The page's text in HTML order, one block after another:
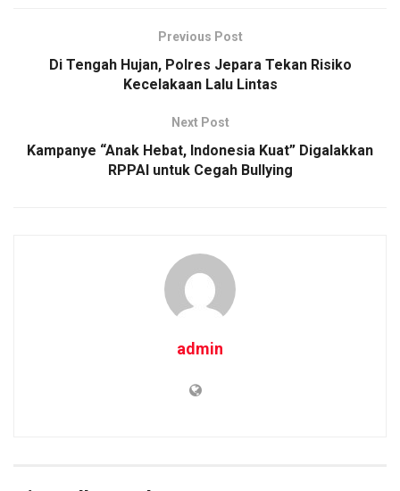
o
s
A
p
Li
n
k
e
Previous Post
Di Tengah Hujan, Polres Jepara Tekan Risiko
Kecelakaan Lalu Lintas
Next Post
Kampanye “Anak Hebat, Indonesia Kuat” Digalakkan
RPPAI untuk Cegah Bullying
admin